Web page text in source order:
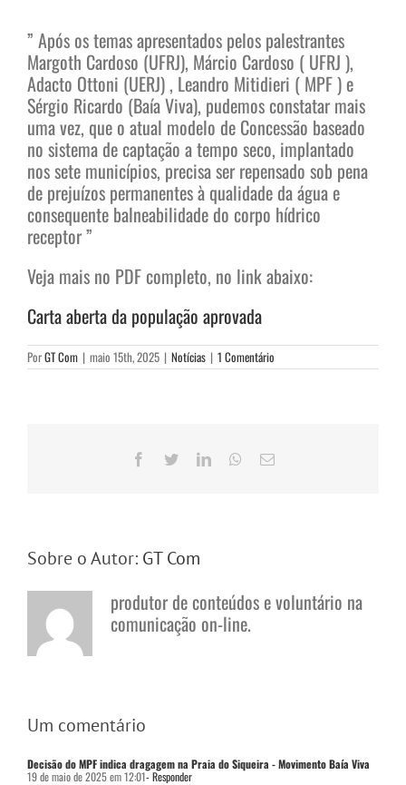
” Após os temas apresentados pelos palestrantes
Margoth Cardoso (UFRJ), Márcio Cardoso ( UFRJ ),
Adacto Ottoni (UERJ) , Leandro Mitidieri ( MPF ) e
Sérgio Ricardo (Baía Viva), pudemos constatar mais
uma vez, que o atual modelo de Concessão baseado
no sistema de captação a tempo seco, implantado
nos sete municípios, precisa ser repensado sob pena
de prejuízos permanentes à qualidade da água e
consequente balneabilidade do corpo hídrico
receptor ”
Veja mais no PDF completo, no link abaixo:
Carta aberta da população aprovada
PorGT Com | maio 15th, 2025 | Notícias | 1 Comentário
Facebook
TwitterLinkedInWhatsApp
E-
Sobre o Autor: GT Com
produtor de conteúdos e voluntário na
comunicação on-line.
Um comentário
Decisão do MPF indica dragagem na Praia do Siqueira - Movimento Baía Viva
19 de maio de 2025 em 12:01- Responder